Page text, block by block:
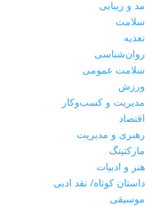
مد و زیبایی
سلامت
تغذیه
روان‌شناسی
سلامت عمومی
ورزش
مدیریت و کسب‌وکار
اقتصاد
رهبری و مدیریت
مارکتینگ
هنر و ادبیات
داستان کوتاه/ نقد ادبی
موسیقی